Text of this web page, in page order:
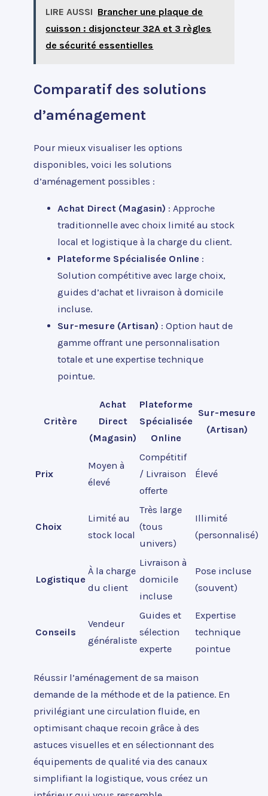
LIRE AUSSI Brancher une plaque de
cuisson : disjoncteur 32A et 3 règles
de sécurité essentielles
Comparatif des solutions
d’aménagement
Pour mieux visualiser les options
disponibles, voici les solutions
d’aménagement possibles :
Achat Direct (Magasin) : Approche
traditionnelle avec choix limité au stock
local et logistique à la charge du client.
Plateforme Spécialisée Online :
Solution compétitive avec large choix,
guides d’achat et livraison à domicile
incluse.
Sur-mesure (Artisan) : Option haut de
gamme offrant une personnalisation
totale et une expertise technique
pointue.
Critère
Achat
Direct
(Magasin)
Plateforme
Spécialisée
Online
Sur-mesure
(Artisan)
Prix
Moyen à
élevé
Compétitif
/ Livraison
offerte
Élevé
Choix
Limité au
stock local
Très large
(tous
univers)
Illimité
(personnalisé)
Logistique
À la charge
du client
Livraison à
domicile
incluse
Pose incluse
(souvent)
Conseils
Vendeur
généraliste
Guides et
sélection
experte
Expertise
technique
pointue
Réussir l’aménagement de sa maison
demande de la méthode et de la patience. En
privilégiant une circulation fluide, en
optimisant chaque recoin grâce à des
astuces visuelles et en sélectionnant des
équipements de qualité via des canaux
simplifiant la logistique, vous créez un